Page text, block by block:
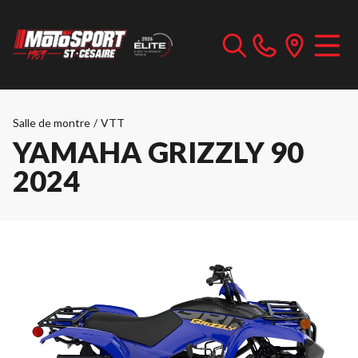
Salle de montre / VTT
YAMAHA GRIZZLY 90
2024